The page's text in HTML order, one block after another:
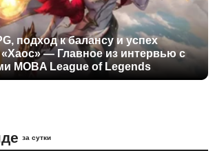
подход к балансу и успех
— Главное из интервью с
MOBA League of Legends
за сутки